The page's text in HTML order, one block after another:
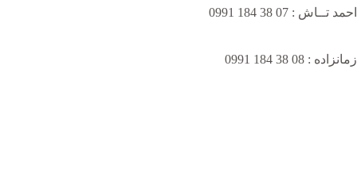
احمد تــاش : 07 38 184 0991
زمانزاده : 08 38 184 0991